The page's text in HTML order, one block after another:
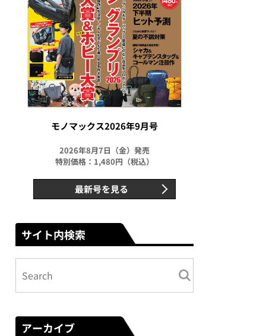
モノマックス2026年9月号
2026年8月7日（金）発売
特別価格：1,480円（税込）
最新号を見る
サイト内検索
アーカイブ